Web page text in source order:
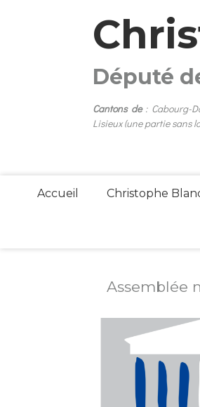
Député
Cantons de : Cabourg-
Lisieux (une partie sans
Accueil Christophe
Assemblée